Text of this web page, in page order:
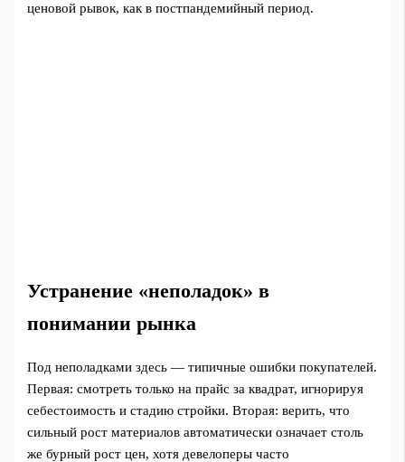
ценовой рывок, как в постпандемийный период.
Устранение «неполадок» в
понимании рынка
Под неполадками здесь — типичные ошибки покупателей.
Первая: смотреть только на прайс за квадрат, игнорируя
себестоимость и стадию стройки. Вторая: верить, что
сильный рост материалов автоматически означает столь
же бурный рост цен, хотя девелоперы часто